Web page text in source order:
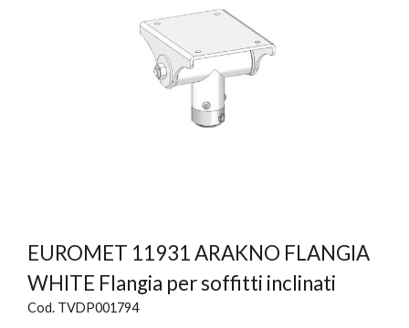
EUROMET 11931 ARAKNO FLANGIA
WHITE Flangia per soffitti inclinati
Cod. TVDP001794